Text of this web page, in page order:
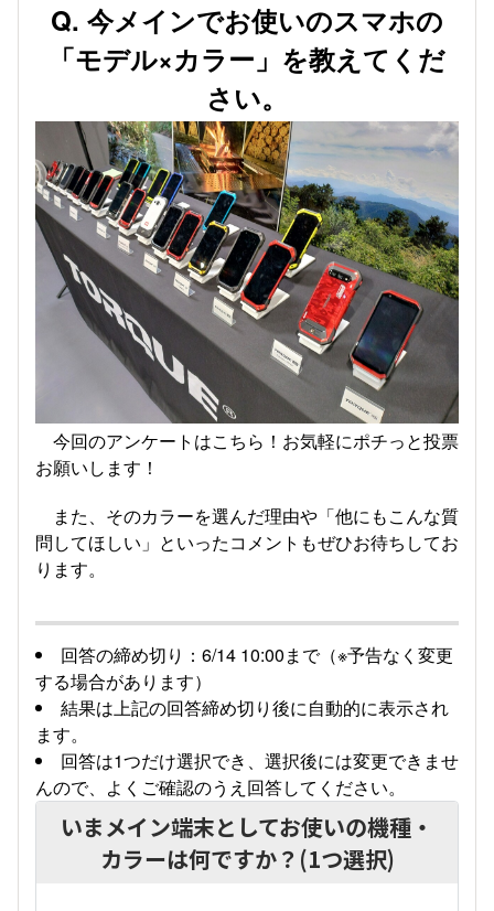
Q. 今メインでお使いのスマホの
「モデル×カラー」を教えてくだ
さい。
今回のアンケートはこちら！お気軽にポチっと投票
お願いします！
また、そのカラーを選んだ理由や「他にもこんな質
問してほしい」といったコメントもぜひお待ちしてお
ります。
回答の締め切り：6/14 10:00まで（※予告なく変更
する場合があります）
結果は上記の回答締め切り後に自動的に表示され
ます。
回答は1つだけ選択でき、選択後には変更できませ
んので、よくご確認のうえ回答してください。
いまメイン端末としてお使いの機種・
カラーは何ですか？(1つ選択)